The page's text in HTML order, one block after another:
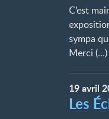
C’est
sympa
Merci (…)
19avril
Les